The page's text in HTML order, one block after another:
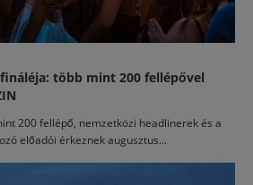
fináléja: több mint 200 fellépővel
200 fellépő, nemzetközi headlinerek és a
előadói érkeznek augusztus...